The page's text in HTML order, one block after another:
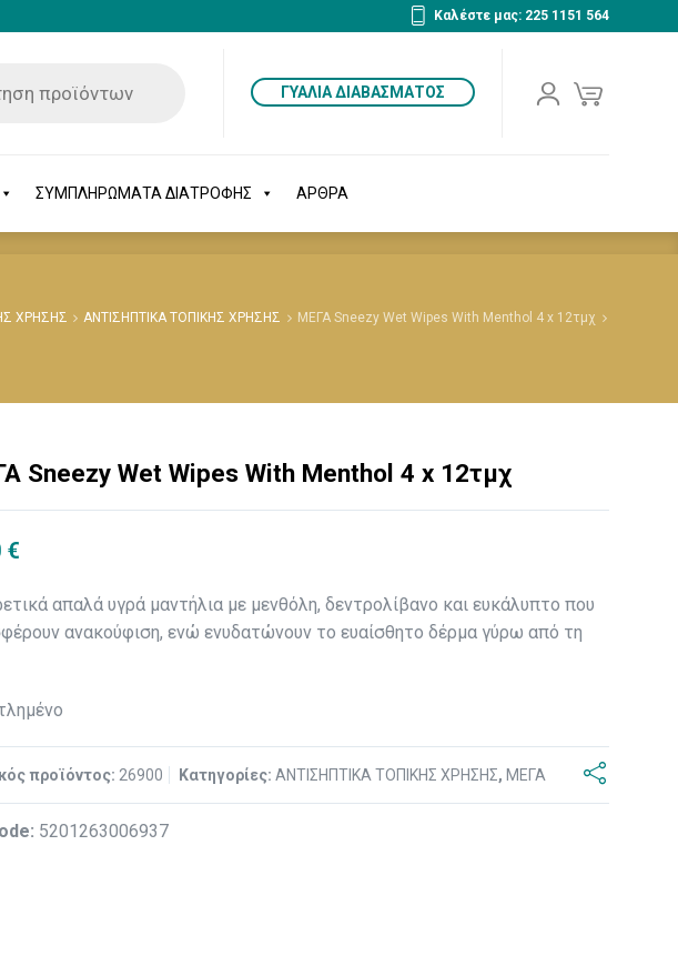
Καλέστε μας: 225 1151 564
ΓΥΑΛΙΑ ΔΙΑΒΑΣΜΑΤΟΣ
ΣΥΜΠΛΗΡΩΜΑΤΑ ΔΙΑΤΡΟΦΗΣ ΑΡΘΡΑ
ΣΥΜΠΛΗΡΩΜΑΤΑ ΔΙΑΤΡΟΦΗΣ ΑΡΘΡΑ
ΧΡΗΣΗΣ ΑΝΤΙΣΗΠΤΙΚΑ ΤΟΠΙΚΗΣ ΧΡΗΣΗΣ ΜΕΓΑ Sneezy Wet Wipes With Menthol 4 x 12τμχ
Sneezy Wet Wipes With Menthol 4 x 12τμχ
€
απαλά υγρά μαντήλια με μενθόλη, δεντρολίβανο και ευκάλυπτο που
ανακούφιση, ενώ ενυδατώνουν το ευαίσθητο δέρμα γύρω από τη
προϊόντος: 26900 Κατηγορίες:ΑΝΤΙΣΗΠΤΙΚΑ ΤΟΠΙΚΗΣ ΧΡΗΣΗΣ, ΜΕΓΑ
5201263006937